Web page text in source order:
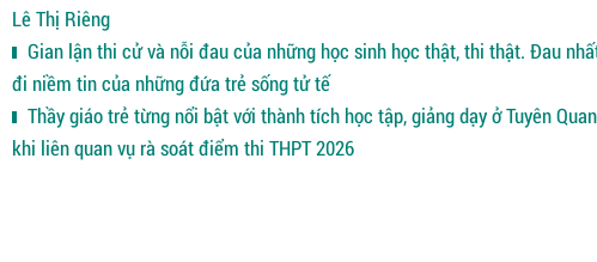
Lê Thị Riêng
Gian lận thi cử và nỗi đau của những học sinh học thật, thi thật. Đau
đi niềm tin của những đứa trẻ sống tử tế
Thầy giáo trẻ từng nổi bật với thành tích học tập, giảng dạy ở Tuyên
khi liên quan vụ rà soát điểm thi THPT 2026